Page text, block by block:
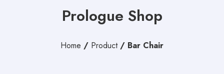
Prologue Shop
Home / Product/ Bar Chair